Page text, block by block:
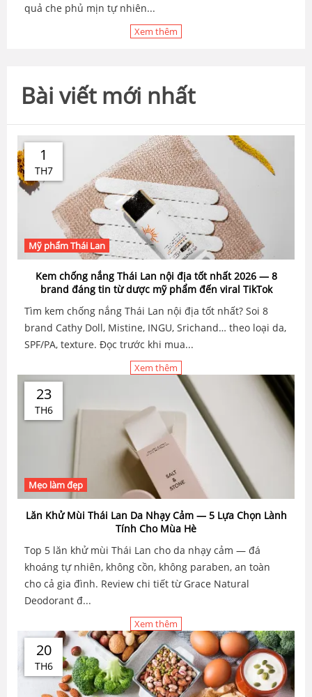
quả che phủ mịn tự nhiên...
Xem thêm
Bài viết mới nhất
1
TH7
Mỹ phẩm Thái Lan
Kem chống nắng Thái Lan nội địa tốt nhất 2026 — 8
brand đáng tin từ dược mỹ phẩm đến viral TikTok
Tìm kem chống nắng Thái Lan nội địa tốt nhất? Soi 8
brand Cathy Doll, Mistine, INGU, Srichand… theo loại da,
SPF/PA, texture. Đọc trước khi mua...
Xem thêm
23
TH6
Mẹo làm đẹp
Lăn Khử Mùi Thái Lan Da Nhạy Cảm — 5 Lựa Chọn Lành
Tính Cho Mùa Hè
Top 5 lăn khử mùi Thái Lan cho da nhạy cảm — đá
khoáng tự nhiên, không cồn, không paraben, an toàn
cho cả gia đình. Review chi tiết từ Grace Natural
Deodorant đ...
Xem thêm
20
TH6